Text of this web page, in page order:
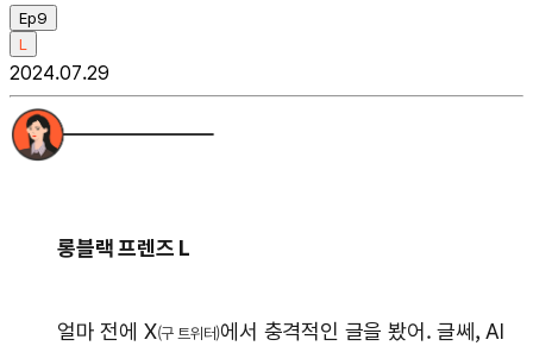
Ep9
L
2024.07.29
롱블랙 프렌즈 L
얼마 전에 X(구 트위터)에서 충격적인 글을 봤어. 글쎄, AI